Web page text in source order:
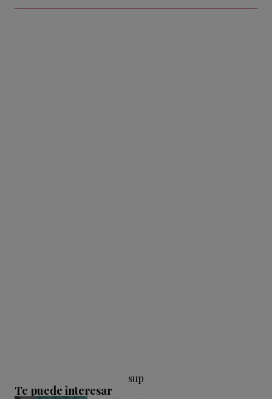
sup
Te puede interesar